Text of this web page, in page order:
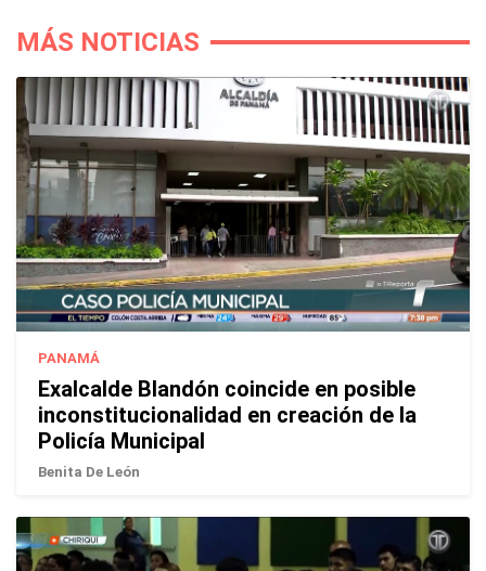
MÁS NOTICIAS
PANAMÁ
Exalcalde Blandón coincide en posible
inconstitucionalidad en creación de la
Policía Municipal
Benita De León